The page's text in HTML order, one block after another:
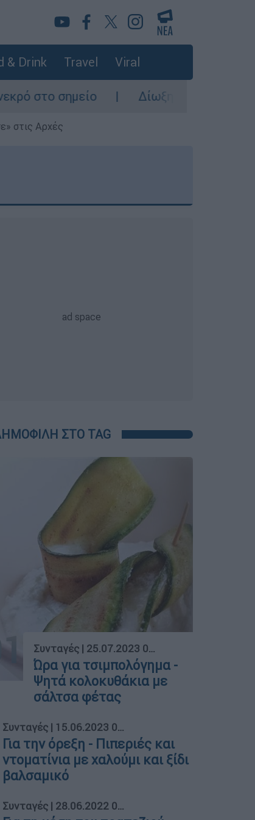
& Drink Travel Viral
Δίωξη για ανθρωποκτονία από πρόθεση
στις Αρχές
ΣΤΟ TAG
Συνταγές | 25.07.2023 08:20
Ώρα για τσιμπολόγημα -
Ψητά κολοκυθάκια με
σάλτσα φέτας
Συνταγές | 15.06.2023 08:55
Για την όρεξη - Πιπεριές και
ντοματίνια με χαλούμι και ξίδι
βαλσαμικό
Συνταγές | 28.06.2022 08:30